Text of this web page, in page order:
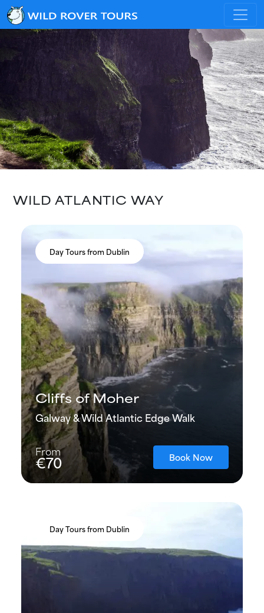
WILD ATLANTIC WAY
Day Tours from Dublin
Cliffs of Moher
Galway & Wild Atlantic Edge Walk
From
€70 Book Now
Day Tours from Dublin